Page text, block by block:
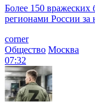
Более 150
регионами России за
corner
Общество Москва
07:32